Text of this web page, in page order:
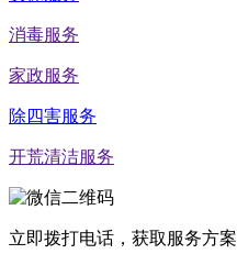
消毒服务
家政服务
除四害服务
开荒清洁服务
立即拨打电话，获取服务方案